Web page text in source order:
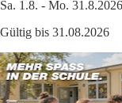
Sa. 1.8. - Mo. 31.8.2026
Gültig bis 31.08.2026